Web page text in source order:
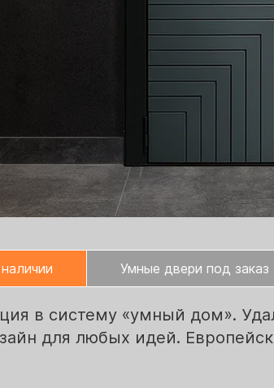
Умные двери под заказ
в систему «умный дом».
для любых идей.